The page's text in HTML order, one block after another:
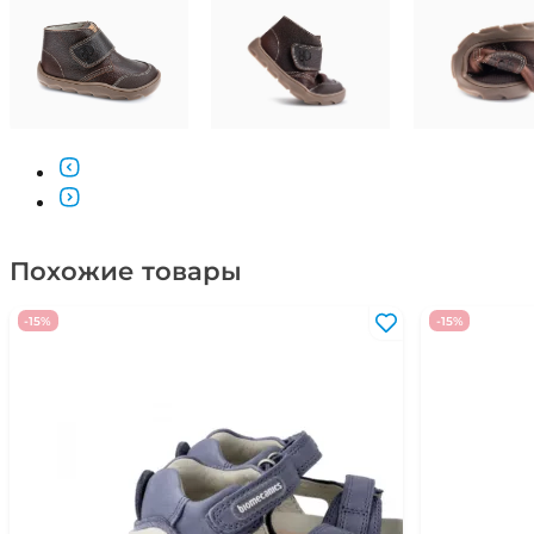
Похожие товары
-15% -15%